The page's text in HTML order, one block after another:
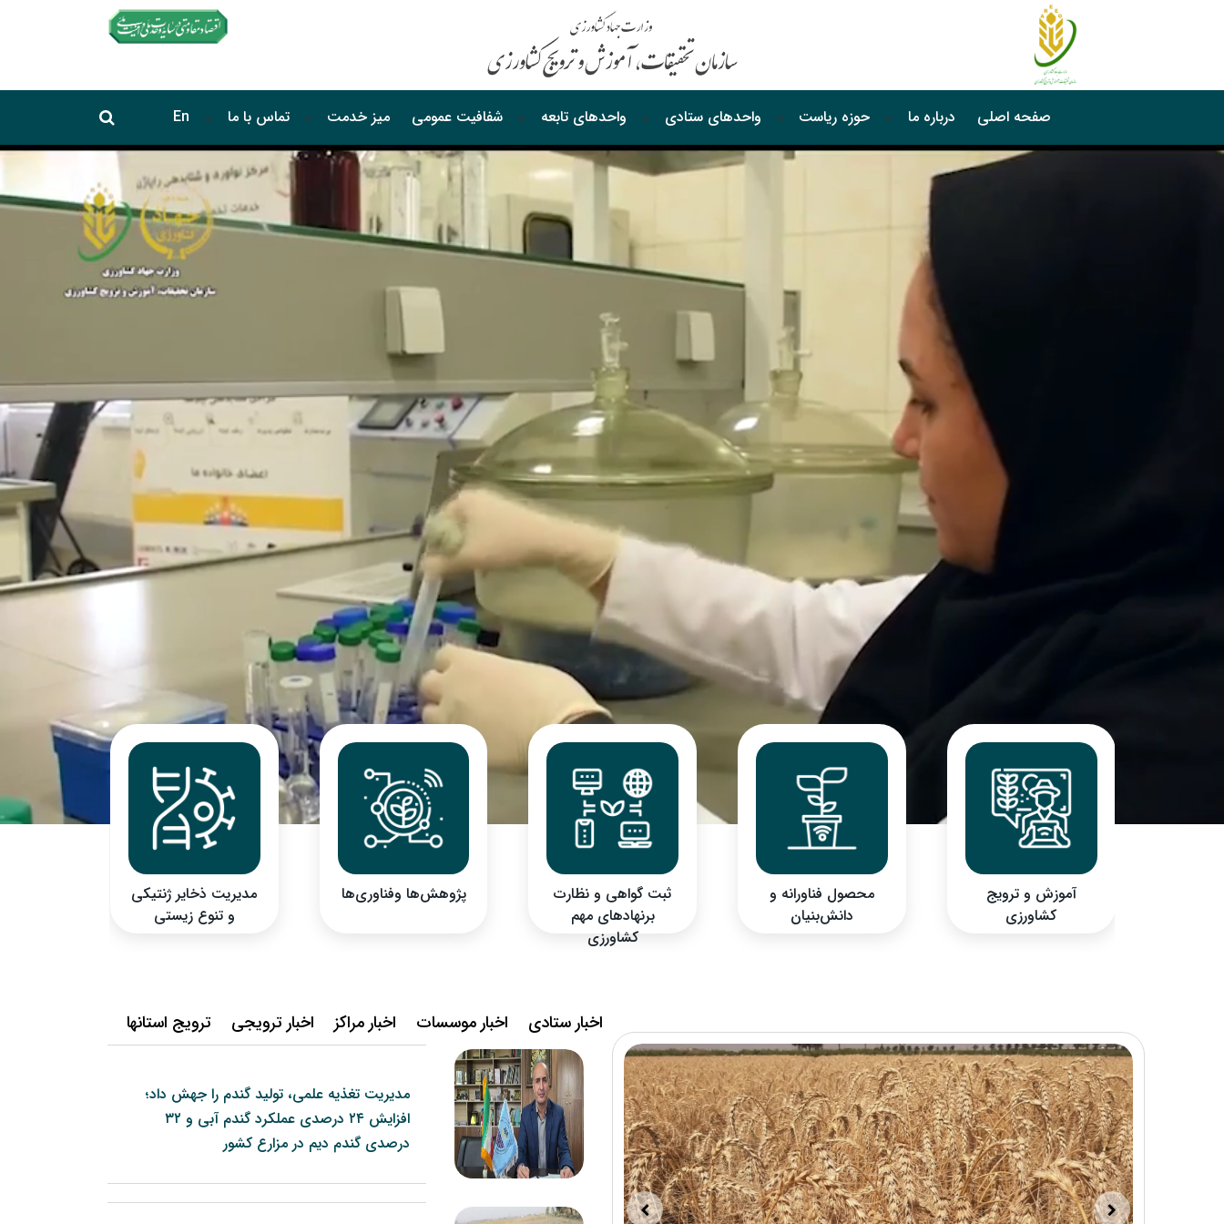
صفحه اصلی درباره ما حوزه ریاست واحدهای ستادی واحدهای‌ تابعه شفافیت‌ عمومی میز خدمت تماس با ما En جستجو
آموزش و ترویج
کشاورزی
محصول فناورانه و
دانش‌بنیان
ثبت گواهی و نظارت
بر نهادهای مهم
کشاورزی
پژوهش‌ها وفناوری‌‌ها
مدیریت ذخایر ژنتیکی
و تنوع زیستی
اخبار ستادی اخبار موسسات اخبار مراکز اخبار ترویجی ترویج استانها
مدیریت تغذیه علمی، تولید گندم را جهش داد؛
افزایش ۲۴ درصدی عملکرد گندم آبی و ۳۲
درصدی گندم دیم در مزارع کشور